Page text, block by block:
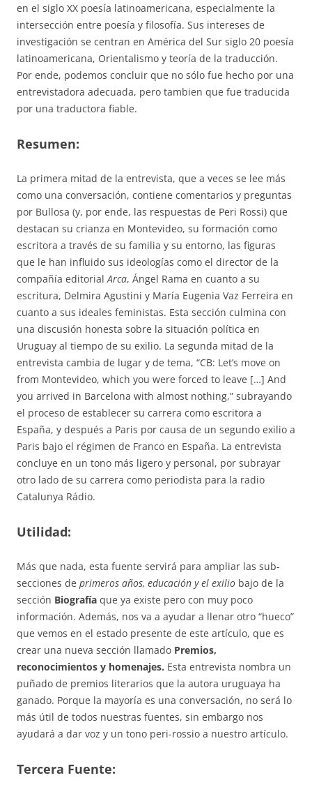
en el siglo XX poesía latinoamericana, especialmente la
intersección entre poesía y filosofía. Sus intereses de
investigación se centran en América del Sur siglo 20 poesía
latinoamericana, Orientalismo y teoría de la traducción.
Por ende, podemos concluir que no sólo fue hecho por una
entrevistadora adecuada, pero tambien que fue traducida
por una traductora fiable.
Resumen:
La primera mitad de la entrevista, que a veces se lee más
como una conversación, contiene comentarios y preguntas
por Bullosa (y, por ende, las respuestas de Peri Rossi) que
destacan su crianza en Montevideo, su formación como
escritora a través de su familia y su entorno, las figuras
que le han influido sus ideologías como el director de la
compañía editorialArca, Ángel Rama en cuanto a su
escritura, Delmira Agustini y María Eugenia Vaz Ferreira en
cuanto a sus ideales feministas. Esta sección culmina con
una discusión honesta sobre la situación política en
Uruguay al tiempo de su exilio. La segunda mitad de la
entrevista cambia de lugar y de tema, “CB: Let’s move on
from Montevideo, which you were forced to leave […] And
you arrived in Barcelona with almost nothing,” subrayando
el proceso de establecer su carrera como escritora a
España, y después a Paris por causa de un segundo exilio a
Paris bajo el régimen de Franco en España. La entrevista
concluye en un tono más ligero y personal, por subrayar
otro lado de su carrera como periodista para la radio
Catalunya Rádio.
Utilidad:
Más que nada, esta fuente servirá para ampliar las sub-
secciones de primeros años, educación y el exilio bajo de la
sección Biografía que ya existe pero con muy poco
información. Además, nos va a ayudar a llenar otro “hueco”
que vemos en el estado presente de este artículo, que es
crear una nueva sección llamado Premios,
reconocimientos y homenajes. Esta entrevista nombra un
puñado de premios literarios que la autora uruguaya ha
ganado. Porque la mayoría es una conversación, no será lo
más útil de todos nuestras fuentes, sin embargo nos
ayudará a dar voz y un tono peri-rossio a nuestro artículo.
Tercera Fuente: